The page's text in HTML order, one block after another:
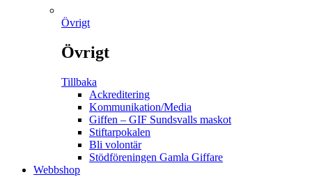
Övrigt
Övrigt
Tillbaka
Ackreditering
Kommunikation/Media
Giffen – GIF Sundsvalls maskot
Stiftarpokalen
Bli volontär
Stödföreningen Gamla Giffare
Webbshop